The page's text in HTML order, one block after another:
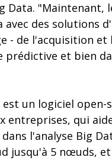
Data.
des solutions
- de l'acquisition
prédictive et bien
est un logiciel
entreprises, qui
l'analyse Big
5 nœuds, et